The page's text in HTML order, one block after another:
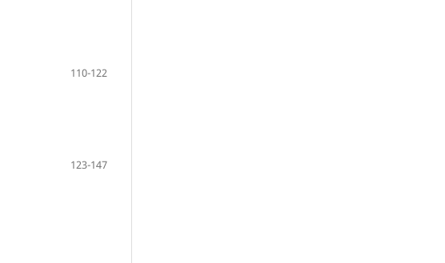
110-122
123-147